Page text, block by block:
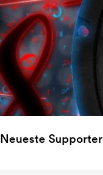
Neueste Supporter